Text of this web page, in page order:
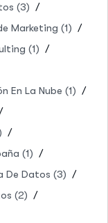
(3)
Marketing (1)
(1)
En La Nube (1)
(1)
De Datos (3)
(2)